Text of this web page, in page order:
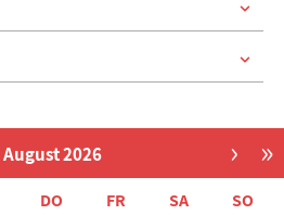
August 2026 › »
DO FR SA SO